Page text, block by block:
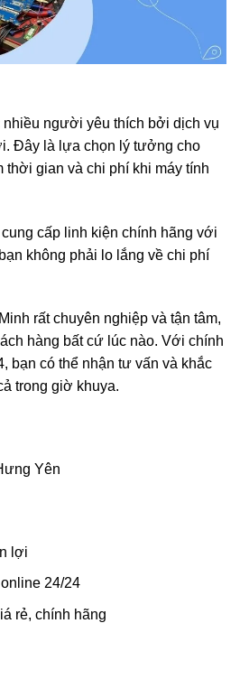
người yêu thích bởi dịch vụ
Đây là lựa chọn lý tưởng cho
thời gian và chi phí khi máy tính
cấp linh kiện chính hãng với
không phải lo lắng về chi phí
rất chuyên nghiệp và tận tâm,
hàng bất cứ lúc nào. Với chính
bạn có thể nhận tư vấn và khắc
trong giờ khuya.
Yên
lợi
24/24
rẻ, chính hãng